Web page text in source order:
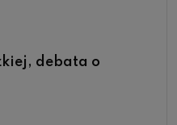
debata o